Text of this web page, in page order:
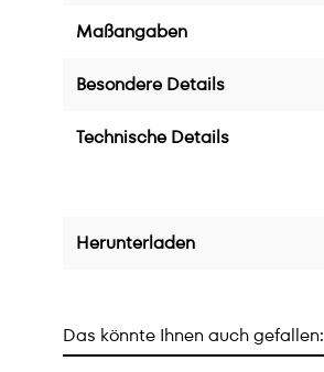
Maßangaben
Besondere Details
Technische Details
Herunterladen
Das könnte Ihnen auch gefallen: